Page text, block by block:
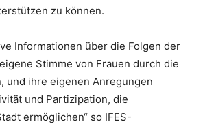
zu können.
Informationen über die Folgen der
Stimme von Frauen durch die
und ihre eigenen Anregungen
und Partizipation, die
ermöglichen“ so IFES-